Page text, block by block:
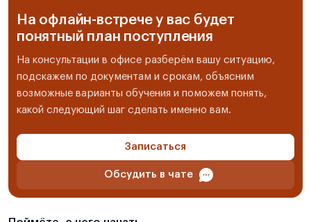
На офлайн-встрече у вас будет
понятный план поступления
На консультации в офисе разберём вашу ситуацию,
подскажем по документам и срокам, объясним
возможные варианты обучения и поможем понять,
какой следующий шаг сделать именно вам.
Записаться
Обсудить в чате